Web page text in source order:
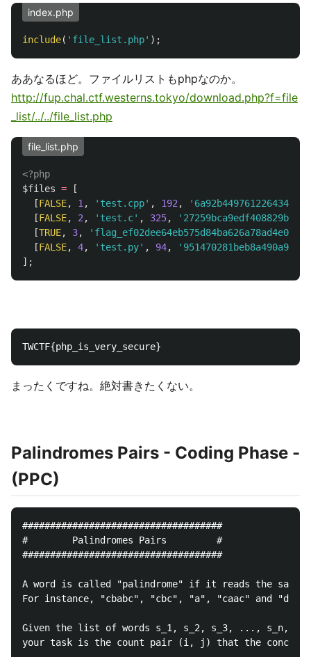
index.php
include( 'file_list.php' );
ああなるほど。ファイルリストもphpなのか。
http://fup.chal.ctf.westerns.tokyo/download.php?f=file
_list/../../file_list.php
file_list.php
<?php
$files =
[
[FALSE, 1 , 'test.cpp' , 192 ,
[FALSE, 2 , 'test.c' , 325,
[TRUE, 3,
[FALSE, 4, 'test.py' , 94,
];
まったくですね。絶対書きたくない。
Palindromes Pairs - Coding Phase -
(PPC)
####################################
#        Palindromes Pairs         #
####################################
A word is called "palindrome" if it reads the same
For instance, "cbabc", "cbc", "a", "caac" and
Given the list of words s_1, s_2, s_3, ..., s_n,
your task is the count pair (i, j) that the